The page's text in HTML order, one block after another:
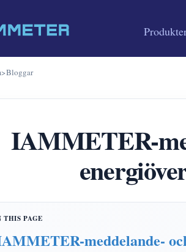
>Bloggar
IAMMETER-
meddelande-